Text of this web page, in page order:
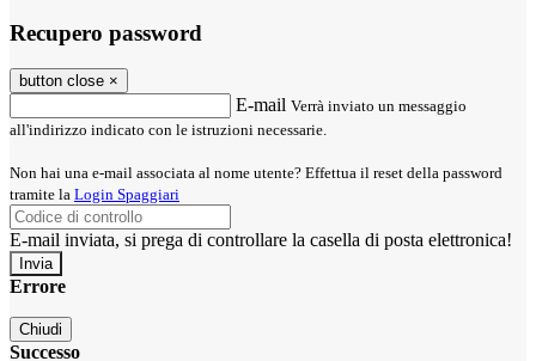
Recupero password
button close ×
E-mail Verrà inviato un messaggio
all'indirizzo indicato con le istruzioni necessarie.
Non hai una e-mail associata al nome utente? Effettua il reset della password
tramite la Login Spaggiari
E-mail inviata, si prega di controllare la casella di posta elettronica!
Errore
Chiudi
Successo